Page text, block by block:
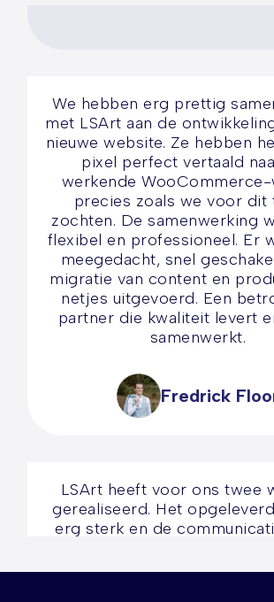
We hebben erg prettig
met LSArt aan de
nieuwe website. Ze hebben
pixel perfect vertaald
werkende
precies zoals we voor dit
zochten. De samenwerking
flexibel en professioneel. Er
meegedacht, snel
migratie van content en
netjes uitgevoerd. Een
partner die kwaliteit levert
samenwerkt.
Fredrick
LSArt heeft voor ons twee
gerealiseerd. Het
erg sterk en de
je op zoek bent naar